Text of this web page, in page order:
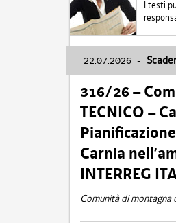
I testi
22.07.2026 -
316/26 –
TECNICO –
Carnia
INTERREG
Comunità di montagna